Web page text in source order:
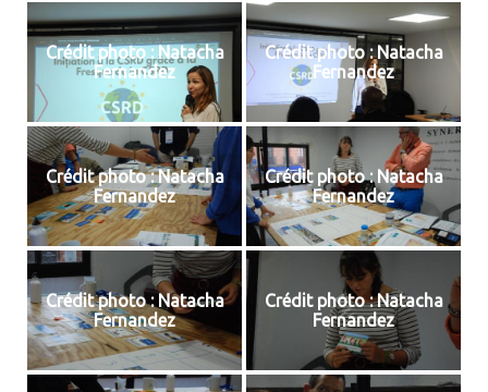
Crédit photo : Natacha
Fernandez
Crédit photo : Natacha
Fernandez
Crédit photo : Natacha
Fernandez
Crédit photo : Natacha
Fernandez
Crédit photo : Natacha
Fernandez
Crédit photo : Natacha
Fernandez